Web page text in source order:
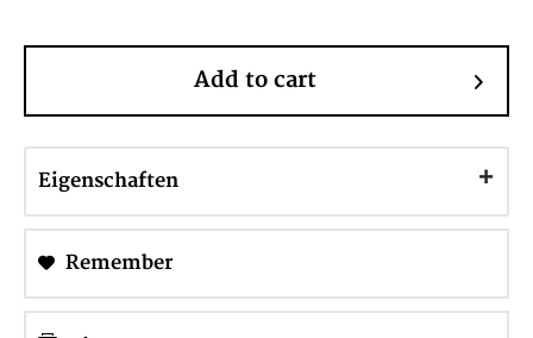
Add to cart
Eigenschaften
Remember